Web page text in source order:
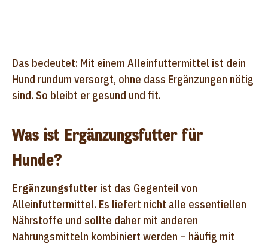
Das bedeutet: Mit einem Alleinfuttermittel ist dein
Hund rundum versorgt, ohne dass Ergänzungen nötig
sind. So bleibt er gesund und fit.
Was ist Ergänzungsfutter für
Hunde?
Ergänzungsfutter ist das Gegenteil von
Alleinfuttermittel. Es liefert nicht alle essentiellen
Nährstoffe und sollte daher mit anderen
Nahrungsmitteln kombiniert werden – häufig mit